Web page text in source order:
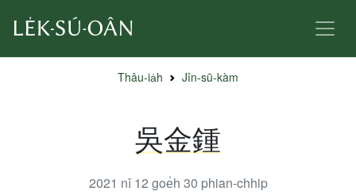
Thâu-ia̍h Jîn-sū-kàm
吳金鍾
2021 nî 12 goe̍h 30 phian-chhip